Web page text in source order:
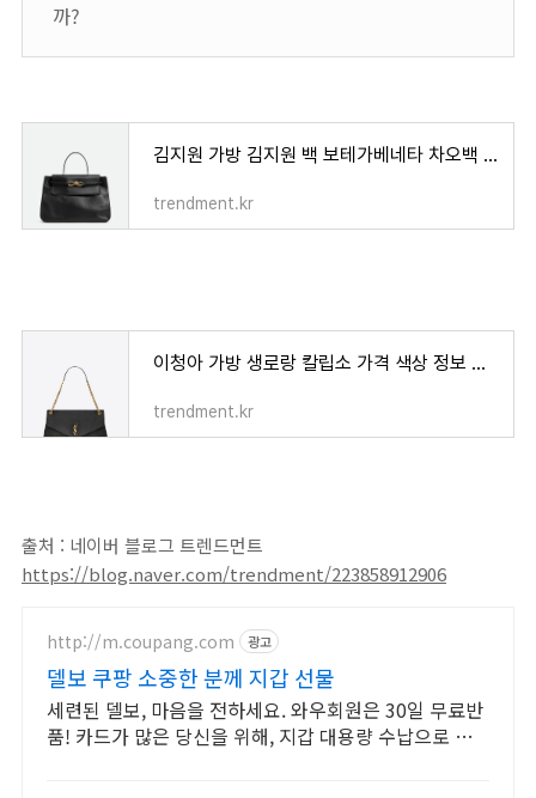
까?
김지원 가방 김지원 백 보테가베네타 차오백 가격 색상 정보
trendment.kr
이청아 가방 생로랑 칼립소 가격 색상 정보 총정리
trendment.kr
출처 : 네이버 블로그 트렌드먼트
https://blog.naver.com/trendment/223858912906
http://m.coupang.com 광고
델보 쿠팡 소중한 분께 지갑 선물
세련된 델보, 마음을 전하세요. 와우회원은 30일 무료반
품! 카드가 많은 당신을 위해, 지갑 대용량 수납으로 여